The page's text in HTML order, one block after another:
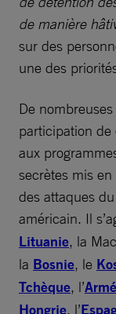
de manière
sur des
une des
De
participation de
aux
secrètes mis
des attaques
américain. Il
Lituanie, la
la Bosnie, le
Tchèque, l’
Hongrie, l’